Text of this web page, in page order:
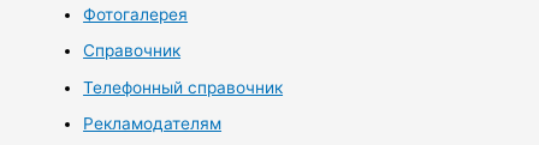
Фотогалерея
Справочник
Телефонный справочник
Рекламодателям